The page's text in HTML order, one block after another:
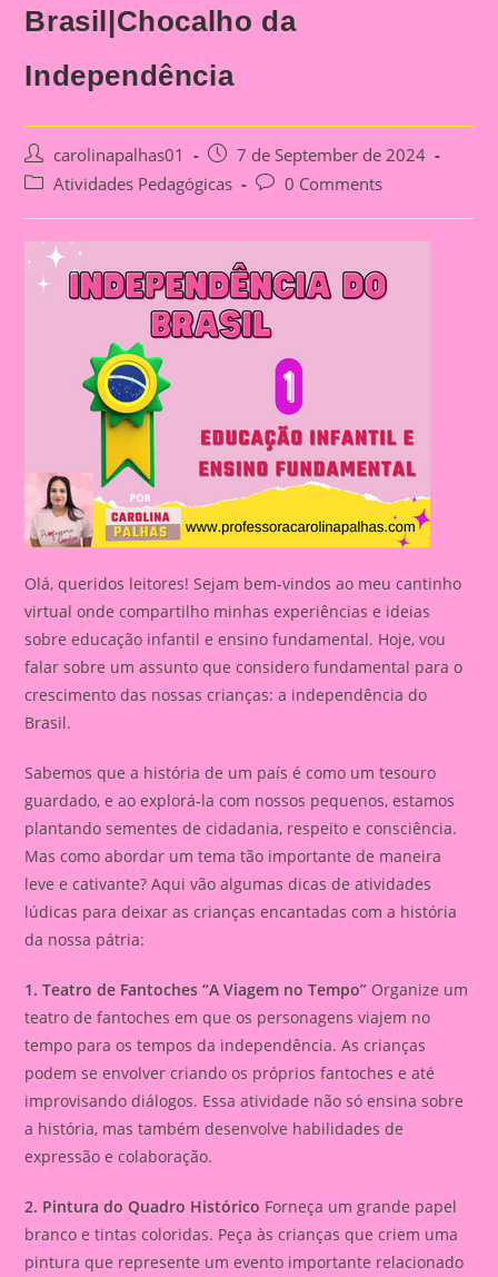
Brasil|Chocalho da
Independência
Post
author:
carolinapalhas01
Post
published:
7 de September de 2024
PostAtividades Pedagógicas
Post0 Comments
Olá, queridos leitores! Sejam bem-vindos ao meu cantinho
virtual onde compartilho minhas experiências e ideias
sobre educação infantil e ensino fundamental. Hoje, vou
falar sobre um assunto que considero fundamental para o
crescimento das nossas crianças: a independência do
Brasil.
Sabemos que a história de um país é como um tesouro
guardado, e ao explorá-la com nossos pequenos, estamos
plantando sementes de cidadania, respeito e consciência.
Mas como abordar um tema tão importante de maneira
leve e cativante? Aqui vão algumas dicas de atividades
lúdicas para deixar as crianças encantadas com a história
da nossa pátria:
1. Teatro de Fantoches “A Viagem no Tempo” Organize um
teatro de fantoches em que os personagens viajem no
tempo para os tempos da independência. As crianças
podem se envolver criando os próprios fantoches e até
improvisando diálogos. Essa atividade não só ensina sobre
a história, mas também desenvolve habilidades de
expressão e colaboração.
2. Pintura do Quadro Histórico Forneça um grande papel
branco e tintas coloridas. Peça às crianças que criem uma
pintura que represente um evento importante relacionado